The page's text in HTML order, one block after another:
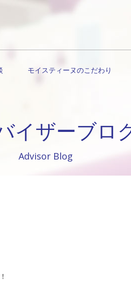
モイスティーヌのこだわり
イザーブロ
Advisor Blog